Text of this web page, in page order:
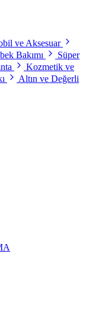
ve Aksesuar
Bakımı
Süper
Kozmetik ve
Altın ve Değerli